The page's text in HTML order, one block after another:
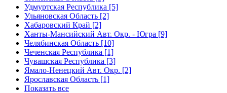
Удмуртская Республика [5]
Ульяновская Область [2]
Хабаровский Край [2]
Ханты-Мансийский Авт. Окр. - Югра [9]
Челябинская Область [10]
Чеченская Республика [1]
Чувашская Республика [3]
Ямало-Ненецкий Авт. Окр. [2]
Ярославская Область [1]
Показать все